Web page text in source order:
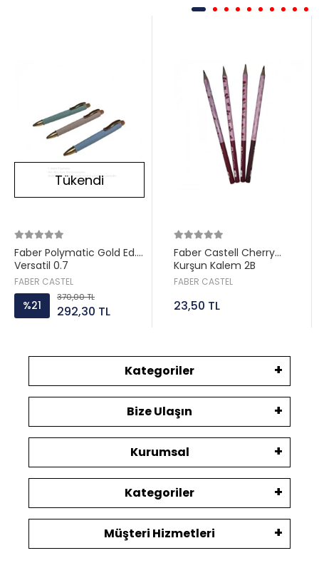
Tükendi
Faber Polymatic Gold Ed.
Versatil 0.7
FABER CASTEL
%21
370,00 TL
292,30 TL
Faber Castell Cherry
Kurşun Kalem 2B
FABER CASTEL
23,50 TL
Kategoriler
Bize Ulaşın
Kurumsal
Kategoriler
Müşteri Hizmetleri